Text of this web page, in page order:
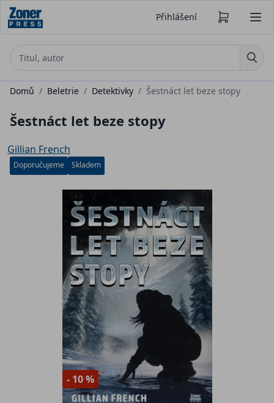
Přihlášení
Domů / Beletrie / Detektivky / Šestnáct let beze stopy
Šestnáct let beze stopy
Gillian French
Doporučujeme Skladem
- 10 %